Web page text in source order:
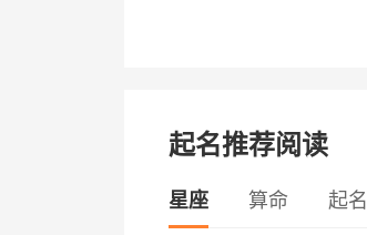
起名推荐阅读
星座 算命 起名